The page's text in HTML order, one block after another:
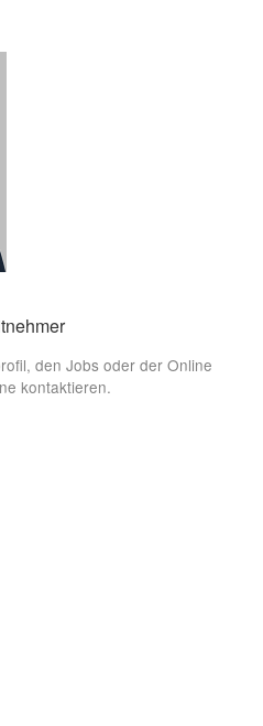
den Jobs oder der Online
kontaktieren.